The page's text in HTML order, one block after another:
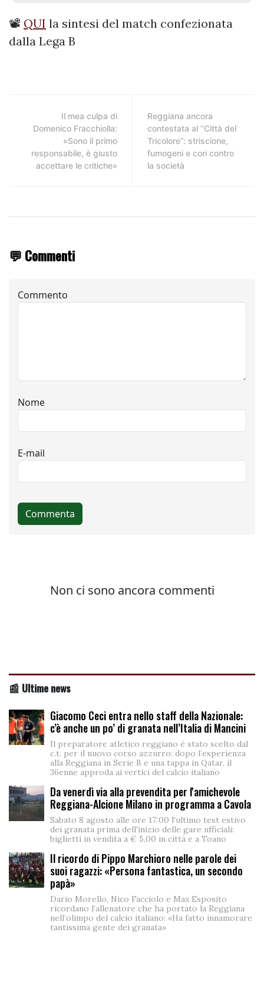
📽️ QUI la sintesi del match confezionata
dalla Lega B
Il mea culpa di
Domenico Fracchiolla:
«Sono il primo
responsabile, è giusto
accettare le critiche»
Reggiana ancora
contestata al “Città del
Tricolore”: striscione,
fumogeni e cori contro
la società
💬 Commenti
📰 Ultime news
Giacomo Ceci entra nello staff della Nazionale:
c’è anche un po’ di granata nell’Italia di Mancini
Il preparatore atletico reggiano è stato scelto dal
c.t. per il nuovo corso azzurro: dopo l’esperienza
alla Reggiana in Serie B e una tappa in Qatar, il
36enne approda ai vertici del calcio italiano
Da venerdì via alla prevendita per l'amichevole
Reggiana-Alcione Milano in programma a Cavola
Sabato 8 agosto alle ore 17:00 l'ultimo test estivo
dei granata prima dell'inizio delle gare ufficiali:
biglietti in vendita a € 5,00 in città e a Toano
Il ricordo di Pippo Marchioro nelle parole dei
suoi ragazzi: «Persona fantastica, un secondo
papà»
Dario Morello, Nico Facciolo e Max Esposito
ricordano l’allenatore che ha portato la Reggiana
nell’olimpo del calcio italiano: «Ha fatto innamorare
tantissima gente dei granata»